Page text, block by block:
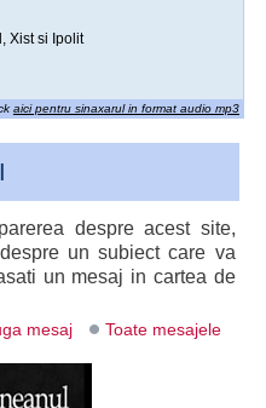
Xist si Ipolit
aici pentru sinaxarul in format audio mp3
despre acest site,
un subiect care va
un mesaj in cartea de
mesaj Toate mesajele